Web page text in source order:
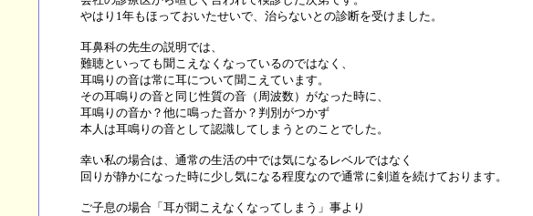
やはり1年もほっておいたせいで、治らないとの診断を受けました。
耳鼻科の先生の説明では、
難聴といっても聞こえなくなっているのではなく、
耳鳴りの音は常に耳について聞こえています。
その耳鳴りの音と同じ性質の音（周波数）がなった時に、
耳鳴りの音か？他に鳴った音か？判別がつかず
本人は耳鳴りの音として認識してしまうとのことでした。
幸い私の場合は、通常の生活の中では気になるレベルではなく
回りが静かになった時に少し気になる程度なので通常に剣道を続けております。
ご子息の場合「耳が聞こえなくなってしまう」事より